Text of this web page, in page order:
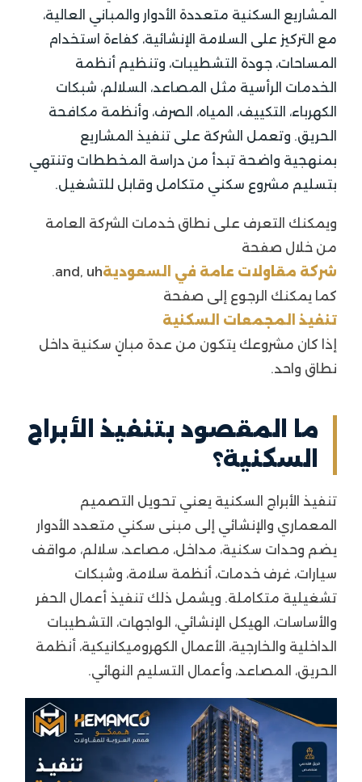
المشاريع السكنية متعددة الأدوار والمباني العالية،
مع التركيز على السلامة الإنشائية، كفاءة استخدام
المساحات، جودة التشطيبات، وتنظيم أنظمة
الخدمات الرأسية مثل المصاعد، السلالم، شبكات
الكهرباء، التكييف، المياه، الصرف، وأنظمة مكافحة
الحريق. وتعمل الشركة على تنفيذ المشاريع
بمنهجية واضحة تبدأ من دراسة المخططات وتنتهي
بتسليم مشروع سكني متكامل وقابل للتشغيل.
ويمكنك التعرف على نطاق خدمات الشركة العامة
من خلال صفحة
شركة مقاولات عامة في السعوديةand, uh.
كما يمكنك الرجوع إلى صفحة
تنفيذ المجمعات السكنية
إذا كان مشروعك يتكون من عدة مبانٍ سكنية داخل
نطاق واحد.
ما المقصود بتنفيذ الأبراج
السكنية؟
تنفيذ الأبراج السكنية يعني تحويل التصميم
المعماري والإنشائي إلى مبنى سكني متعدد الأدوار
يضم وحدات سكنية، مداخل، مصاعد، سلالم، مواقف
سيارات، غرف خدمات، أنظمة سلامة، وشبكات
تشغيلية متكاملة. ويشمل ذلك تنفيذ أعمال الحفر
والأساسات، الهيكل الإنشائي، الواجهات، التشطيبات
الداخلية والخارجية، الأعمال الكهروميكانيكية، أنظمة
الحريق، المصاعد، وأعمال التسليم النهائي.